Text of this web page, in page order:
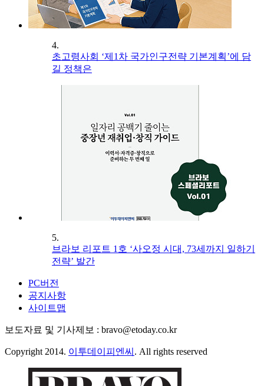
4.
초고령사회 ‘제1차 국가인구전략 기본계획’에 담
길 정책은
5.
브라보 리포트 1호 ‘사오정 시대, 73세까지 일하기
전략’ 발간
PC버전
공지사항
사이트맵
보도자료 및 기사제보 : bravo@etoday.co.kr
Copyright 2014. 이투데이피엔씨 . All rights reserved